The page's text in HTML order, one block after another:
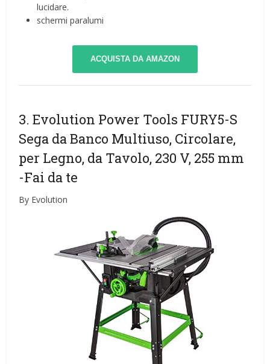
lucidare.
schermi paralumi
ACQUISTA DA AMAZON
3. Evolution Power Tools FURY5-S
Sega da Banco Multiuso, Circolare,
per Legno, da Tavolo, 230 V, 255 mm
-Fai da te
By Evolution